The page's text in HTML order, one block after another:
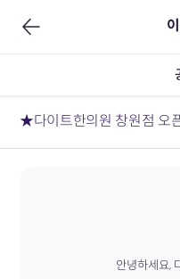
★다이트한의원 창원점 오
안녕하세요,